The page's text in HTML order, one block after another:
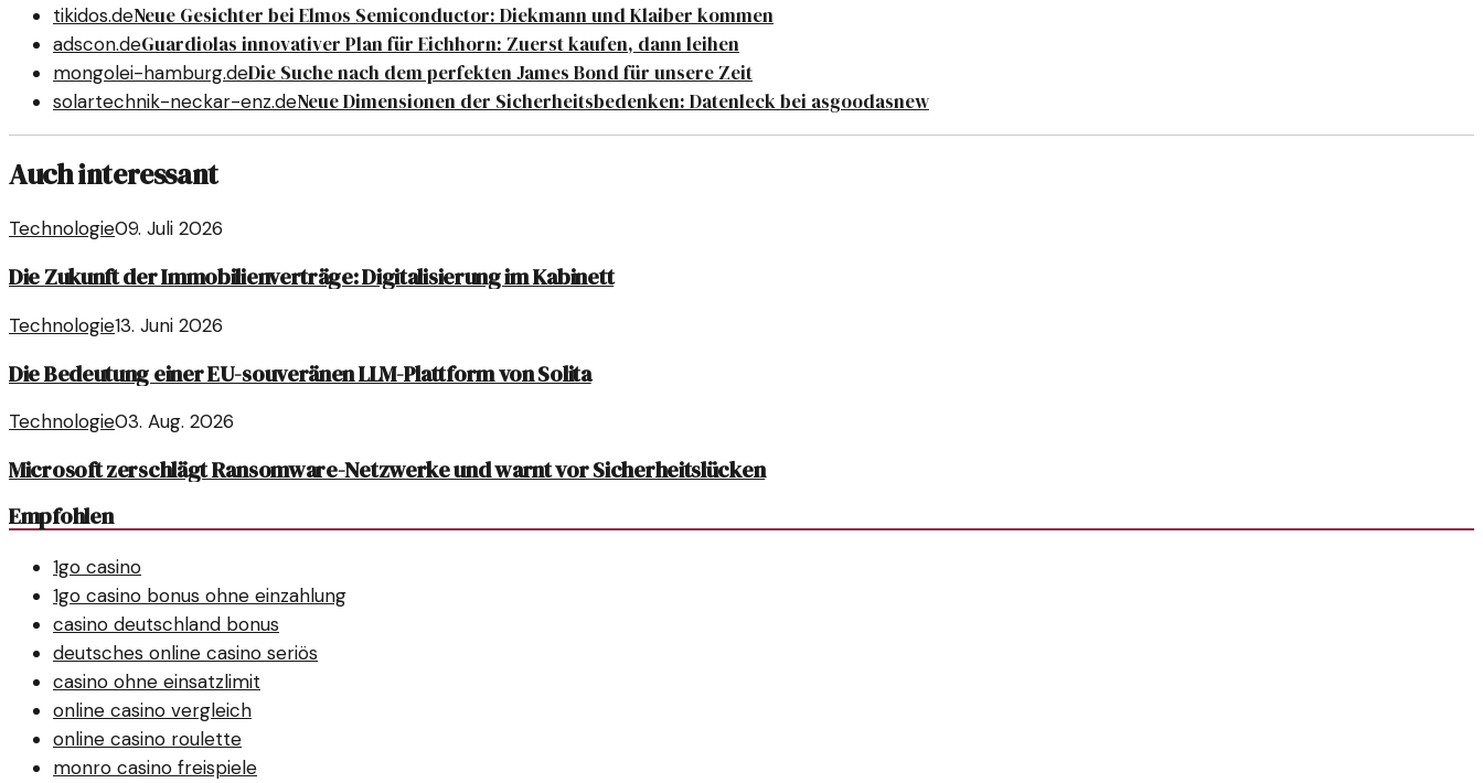
tikidos.deNeue Gesichter bei Elmos Semiconductor: Diekmann und Klaiber kommen
adscon.deGuardiolas innovativer Plan für Eichhorn: Zuerst kaufen, dann leihen
mongolei-hamburg.deDie Suche nach dem perfekten James Bond für unsere Zeit
solartechnik-neckar-enz.deNeue Dimensionen der Sicherheitsbedenken: Datenleck bei asgoodasnew
Auch interessant
Technologie09. Juli 2026
Die Zukunft der Immobilienverträge: Digitalisierung im Kabinett
Technologie13. Juni 2026
Die Bedeutung einer EU-souveränen LLM-Plattform von Solita
Technologie03. Aug. 2026
Microsoft zerschlägt Ransomware-Netzwerke und warnt vor Sicherheitslücken
Empfohlen
1go casino
1go casino bonus ohne einzahlung
casino deutschland bonus
deutsches online casino seriös
casino ohne einsatzlimit
online casino vergleich
online casino roulette
monro casino freispiele